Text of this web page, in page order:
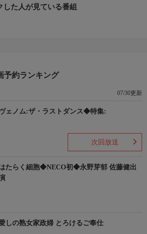
した人が見ている番組
予約ランキング
07/30更新
ェノム:ザ・ラストダンス◆特集:
次回放送
たらく細胞◆NECO初◆永野芽郁 佐藤健出
しの熟女家政婦 とろけるご奉仕